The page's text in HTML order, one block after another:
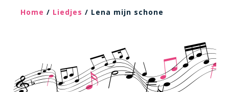
Home / Liedjes / Lena mijn schone